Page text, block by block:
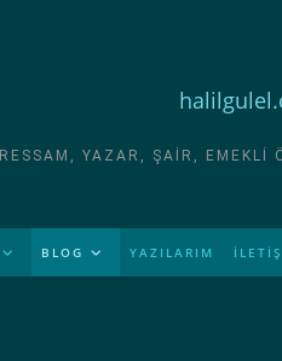
RESSAM, YAZAR, ŞAIR, EMEKLI
BLOG YAZILARIM